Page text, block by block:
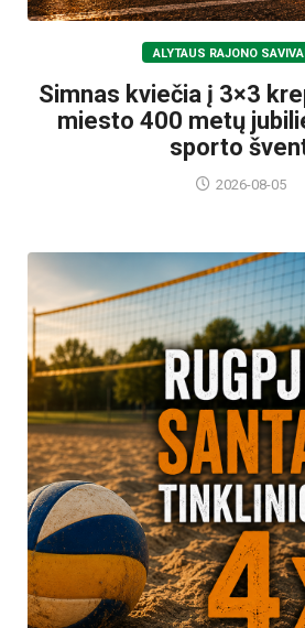
ALYTAUS RAJONO
Simnas kviečia į 3×3
miesto 400 metų
sporto
2026-08-05